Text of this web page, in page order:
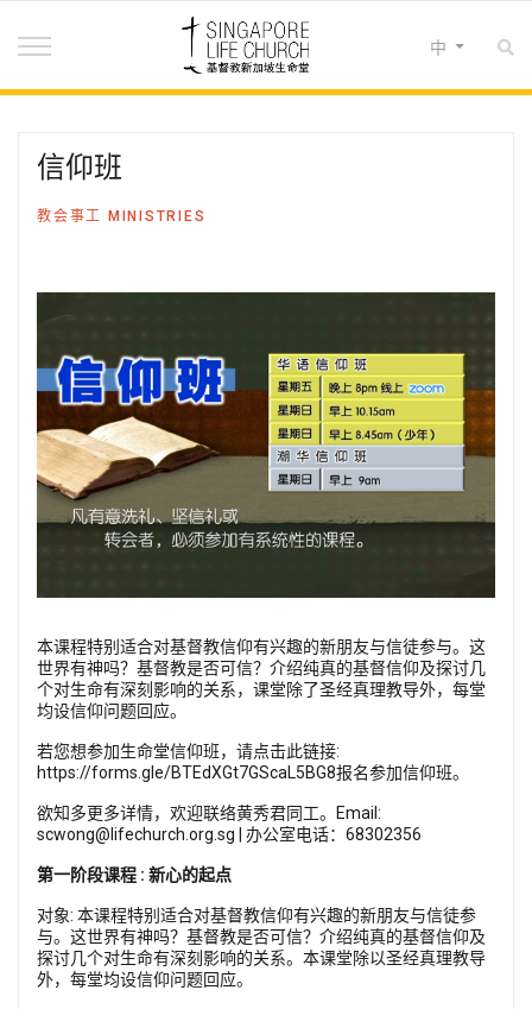
选择你的语音
中
信仰班
教会事工 MINISTRIES
本课程特别适合对基督教信仰有兴趣的新朋友与信徒参与。这
世界有神吗？基督教是否可信？介绍纯真的基督信仰及探讨几
个对生命有深刻影响的关系，课堂除了圣经真理教导外，每堂
均设信仰问题回应。
若您想参加生命堂信仰班，请点击此链接:
https://forms.gle/BTEdXGt7GScaL5BG8报名参加信仰班。
欲知多更多详情，欢迎联络黄秀君同工。Email:
scwong@lifechurch.org.sg | 办公室电话：68302356
第一阶段课程 : 新心的起点
对象: 本课程特别适合对基督教信仰有兴趣的新朋友与信徒参
与。这世界有神吗？基督教是否可信？介绍纯真的基督信仰及
探讨几个对生命有深刻影响的关系。本课堂除以圣经真理教导
外，每堂均设信仰问题回应。